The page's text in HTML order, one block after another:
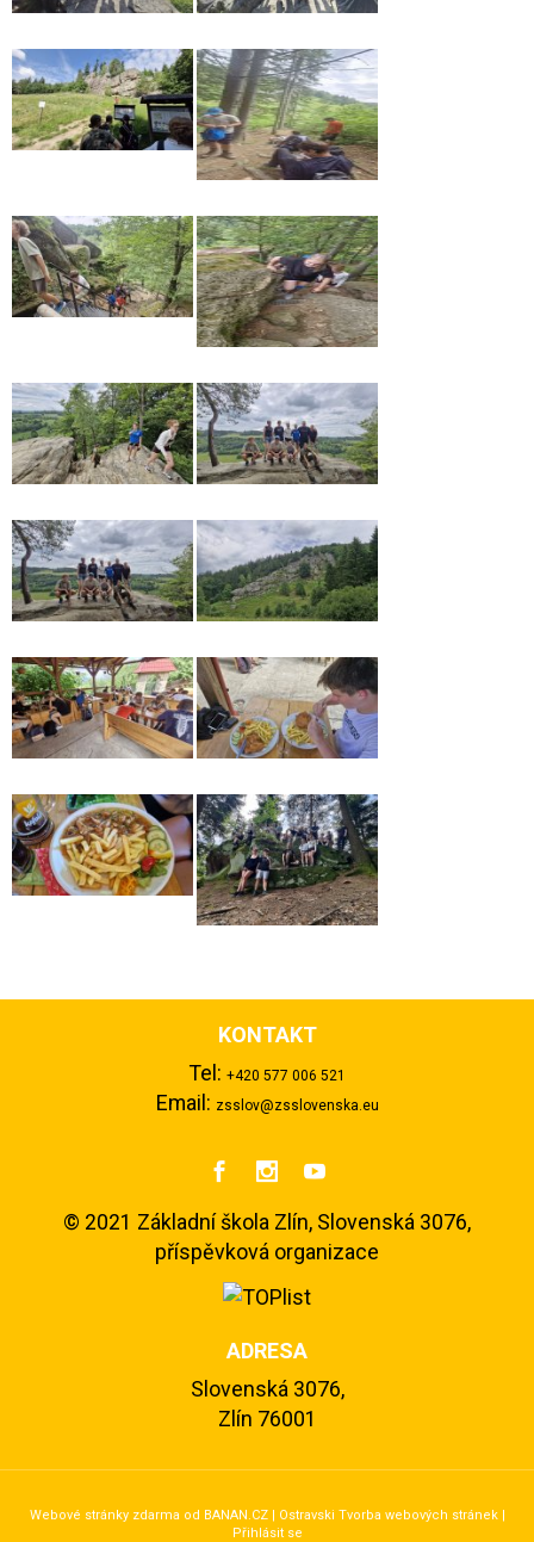
KONTAKT
Tel: +420 577 006 521
Email: zsslov@zsslovenska.eu
  
© 2021 Základní škola Zlín, Slovenská 3076,
příspěvková organizace
ADRESA
Slovenská 3076,
Zlín 76001
Webové stránky zdarma od BANAN.CZ| Ostravski Tvorba webových stránek
Přihlásit se